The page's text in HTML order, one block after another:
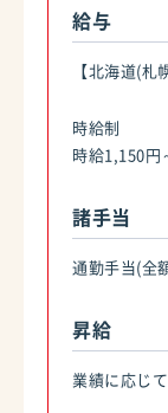
給与
【北海道(札
時給制
時給1,150円
諸手当
通勤手当(全
昇給
業績に応じ